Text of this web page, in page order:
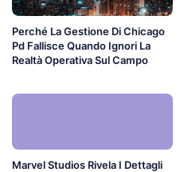
Perché La Gestione Di Chicago
Pd Fallisce Quando Ignori La
Realtà Operativa Sul Campo
Marvel Studios Rivela I Dettagli